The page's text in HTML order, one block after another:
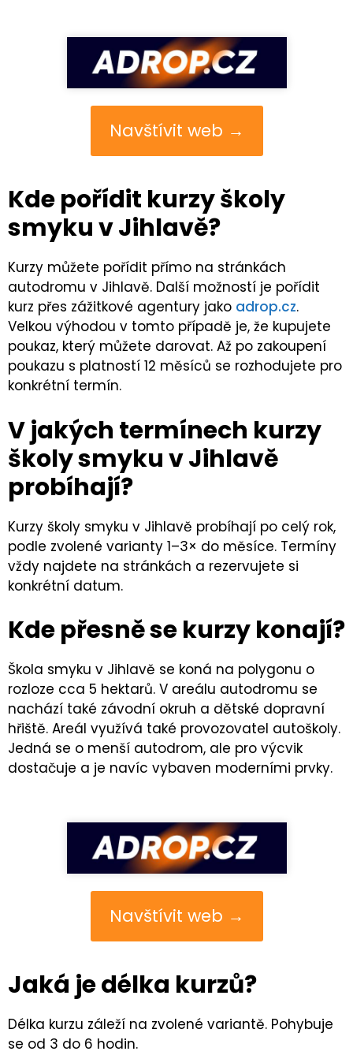
Navštívit web →
Kde pořídit kurzy školy
smyku v Jihlavě?
Kurzy můžete pořídit přímo na stránkách
autodromu v Jihlavě. Další možností je pořídit
kurz přes zážitkové agentury jako adrop.cz.
Velkou výhodou v tomto případě je, že kupujete
poukaz, který můžete darovat. Až po zakoupení
poukazu s platností 12 měsíců se rozhodujete pro
konkrétní termín.
V jakých termínech kurzy
školy smyku v Jihlavě
probíhají?
Kurzy školy smyku v Jihlavě probíhají po celý rok,
podle zvolené varianty 1–3× do měsíce. Termíny
vždy najdete na stránkách a rezervujete si
konkrétní datum.
Kde přesně se kurzy konají?
Škola smyku v Jihlavě se koná na polygonu o
rozloze cca 5 hektarů. V areálu autodromu se
nachází také závodní okruh a dětské dopravní
hřiště. Areál využívá také provozovatel autoškoly.
Jedná se o menší autodrom, ale pro výcvik
dostačuje a je navíc vybaven moderními prvky.
Navštívit web →
Jaká je délka kurzů?
Délka kurzu záleží na zvolené variantě. Pohybuje
se od 3 do 6 hodin.